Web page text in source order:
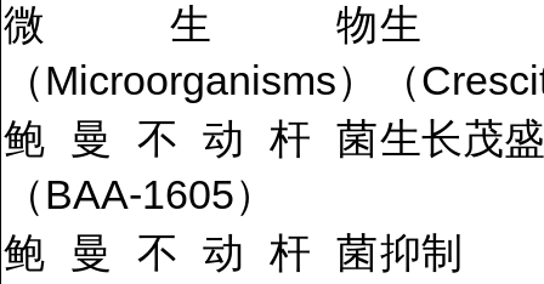
微生物
（Microorganisms）
生
（
鲍曼不动杆菌
（BAA-1605）
生长茂盛
鲍曼不动杆菌抑制